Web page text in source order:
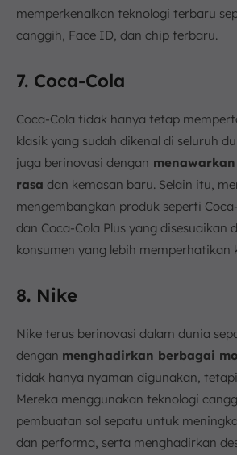
memperkenalkan teknologi terbaru
canggih, Face ID, dan chip terbaru.
7. Coca-Cola
Coca-Cola tidak hanya tetap
klasik yang sudah dikenal di seluruh
juga berinovasi dengan
rasa dan kemasan baru. Selain itu,
mengembangkan produk seperti
dan Coca-Cola Plus yang disesuaikan
konsumen yang lebih memperhatikan
8. Nike
Nike terus berinovasi dalam dunia
dengan menghadirkan berbagai
tidak hanya nyaman digunakan,
Mereka menggunakan teknologi
pembuatan sol sepatu untuk
dan performa, serta menghadirkan